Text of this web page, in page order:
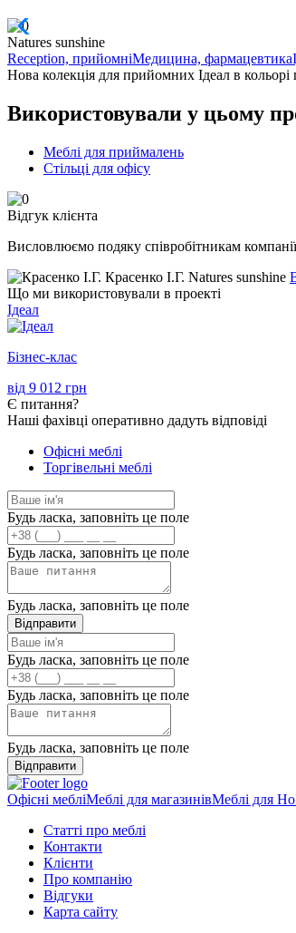
Natures sunshine
Reception, прийомніМедицина, фармацевтика
Нова колекція для прийомних Ідеал в кольорі
Використовували у цьому
Меблі для приймалень
Стільці для офісу
Відгук клієнта
Висловлюємо подяку співробітникам
Красенко І.Г. Natures sunshine
Що ми використовували в проекті
Ідеал
Бізнес-клас
від 9 012 грн
Є питання?
Наші фахівці оперативно дадуть відповіді
Офісні меблі
Торгівельні меблі
Будь ласка, заповніть це поле
Будь ласка, заповніть це поле
Будь ласка, заповніть це поле
Відправити
Будь ласка, заповніть це поле
Будь ласка, заповніть це поле
Будь ласка, заповніть це поле
Відправити
Офісні мебліМеблі для магазинівМеблі для
Статті про меблі
Контакти
Клієнти
Про компанію
Відгуки
Карта сайту